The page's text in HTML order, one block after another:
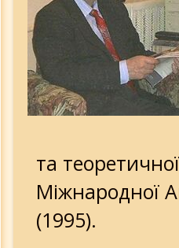
та
Міжнародної
(1995).
Доклад:
Труды и
Три тенденции
Пресс-